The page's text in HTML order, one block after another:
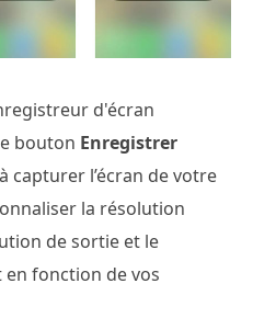
d'écran
bouton Enregistrer
l’écran de votre
la résolution
de sortie et le
fonction de vos